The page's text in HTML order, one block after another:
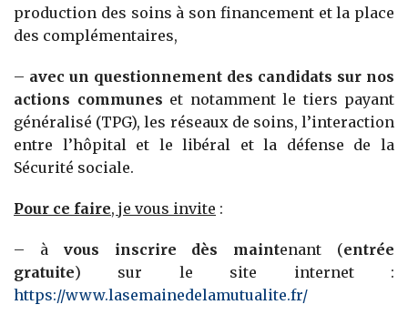
production des soins à son financement et la place
des complémentaires,
– avec un questionnement des candidats sur nos
actions communes et notamment le tiers payant
généralisé (TPG), les réseaux de soins, l’interaction
entre l’hôpital et le libéral et la défense de la
Sécurité sociale.
Pour ce faire, je vous invite :
– à vous inscrire dès maintenant (entrée
gratuite) sur le site internet :
https://www.lasemainedelamutualite.fr/